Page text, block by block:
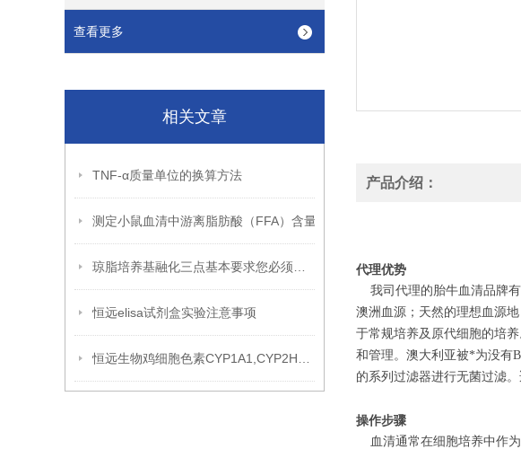
查看更多
相关文章
TNF-α质量单位的换算方法
测定小鼠血清中游离脂肪酸（FFA）含量
恒远elisa试剂盒实验注意事项
产品介绍：
代理优势
我司代理的胎牛血清品牌有
澳洲血源；天然的理想血源
于常规培养及原代细胞的培
和管理。澳大利亚被*为没有
的系列过滤器进行无菌过滤
操作步骤
血清通常在细胞培养中作为